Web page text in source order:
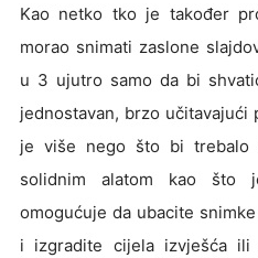
Kao netko tko je također
morao snimati zaslone
u 3 ujutro samo da bi
jednostavan, brzo
je više nego što bi
solidnim alatom kao što
omogućuje da ubacite
i izgradite cijela izvješća